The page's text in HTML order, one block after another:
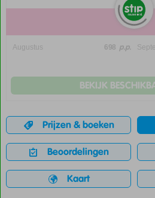
Augustus 698 p.p.
BEKIJK
Prijzen & boeken
Beoordelingen
Kaart